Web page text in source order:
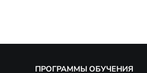
ПРОГРАММЫ ОБУЧЕНИЯ